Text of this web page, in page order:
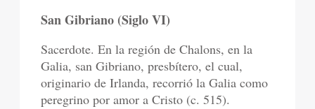
San Gibriano (Siglo VI)
Sacerdote. En la región de Chalons, en la
Galia, san Gibriano, presbítero, el cual,
originario de Irlanda, recorrió la Galia como
peregrino por amor a Cristo (c. 515).